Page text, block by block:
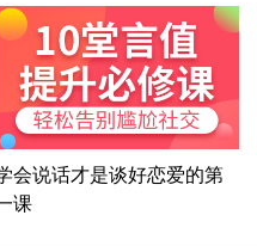
41分钟前
通过此页面咨询，已获得专属情感
3分钟前
会说话才是谈好恋爱的第
课